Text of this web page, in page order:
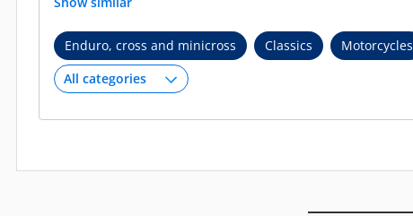
Enduro, cross and minicross Classics Motorcycles